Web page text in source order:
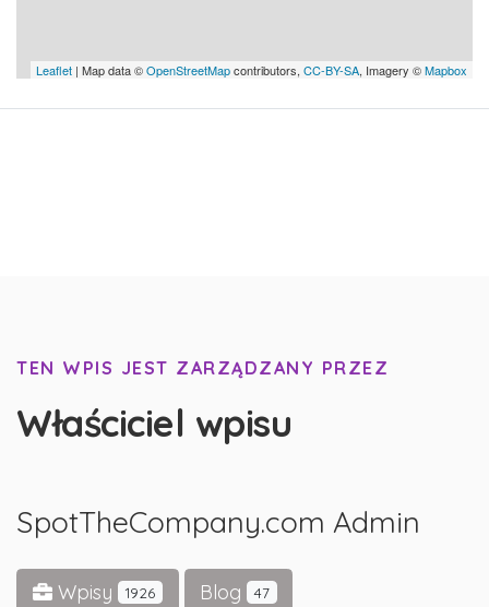
Leaflet | Map data ©OpenStreetMapcontributors, CC-BY-SA, Imagery ©Mapbox
TEN WPIS JEST ZARZĄDZANY PRZEZ
Właściciel wpisu
SpotTheCompany.com Admin
Wpisy 1926 Blog 47